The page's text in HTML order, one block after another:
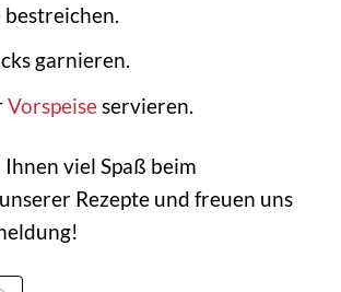
garnieren.
Vorspeiseservieren.
viel Spaß beim
Rezepte und freuen uns